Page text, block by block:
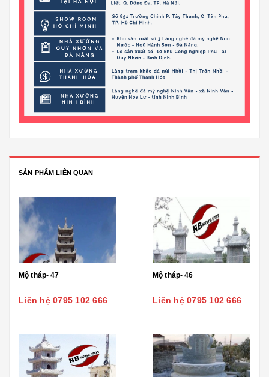
SẢN PHẨM LIÊN QUAN
Mộ tháp- 47
Liên hệ 0795 102 666
Mộ tháp- 46
Liên hệ 0795 102 666